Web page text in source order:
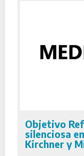
Objetivo
silenciosa
Kirchner y